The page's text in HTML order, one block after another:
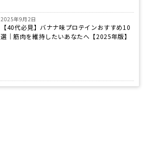
2025年9月2日
【40代必見】バナナ味プロテインおすすめ10
選｜筋肉を維持したいあなたへ【2025年版】